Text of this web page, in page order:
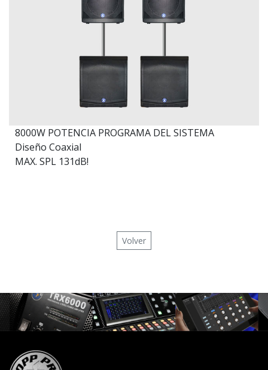
8000W POTENCIA PROGRAMA DEL SISTEMA
Diseño Coaxial
MAX. SPL 131dB!
Volver